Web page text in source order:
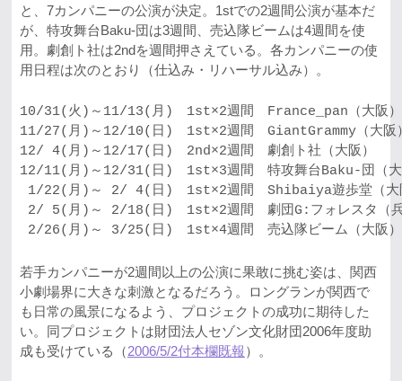
と、7カンパニーの公演が決定。1stでの2週間公演が基本だ
が、特攻舞台Baku-団は3週間、売込隊ビームは4週間を使
用。劇創ト社は2ndを週間押さえている。各カンパニーの使
用日程は次のとおり（仕込み・リハーサル込み）。
10/31(火)～11/13(月)　1st×2週間　France_pan（大阪）
11/27(月)～12/10(日)　1st×2週間　GiantGrammy（大阪
12/ 4(月)～12/17(日)　2nd×2週間　劇創ト社（大阪）
12/11(月)～12/31(日)　1st×3週間　特攻舞台Baku-団（大
1/22(月)～ 2/ 4(日)　1st×2週間　Shibaiya遊歩堂（大
2/ 5(月)～ 2/18(日)　1st×2週間　劇団G:フォレスタ（
若手カンパニーが2週間以上の公演に果敢に挑む姿は、関西
小劇場界に大きな刺激となるだろう。ロングランが関西で
も日常の風景になるよう、プロジェクトの成功に期待した
い。同プロジェクトは財団法人セゾン文化財団2006年度助
成も受けている（2006/5/2付本欄既報）。